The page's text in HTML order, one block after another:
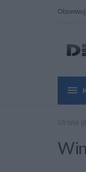
Obserwuj
Strona